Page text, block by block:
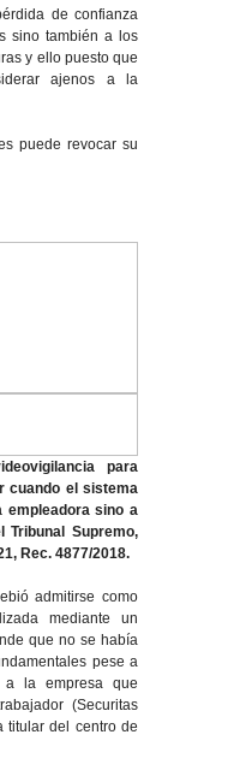
de confianza
sino también a los
y ello puesto que
ajenos a la
puede revocar su
para
cuando el sistema
empleadora sino a
Tribunal Supremo,
Rec. 4877/2018.
admitirse como
mediante un
que no se había
pese a
a la empresa que
(Securitas
titular del centro de